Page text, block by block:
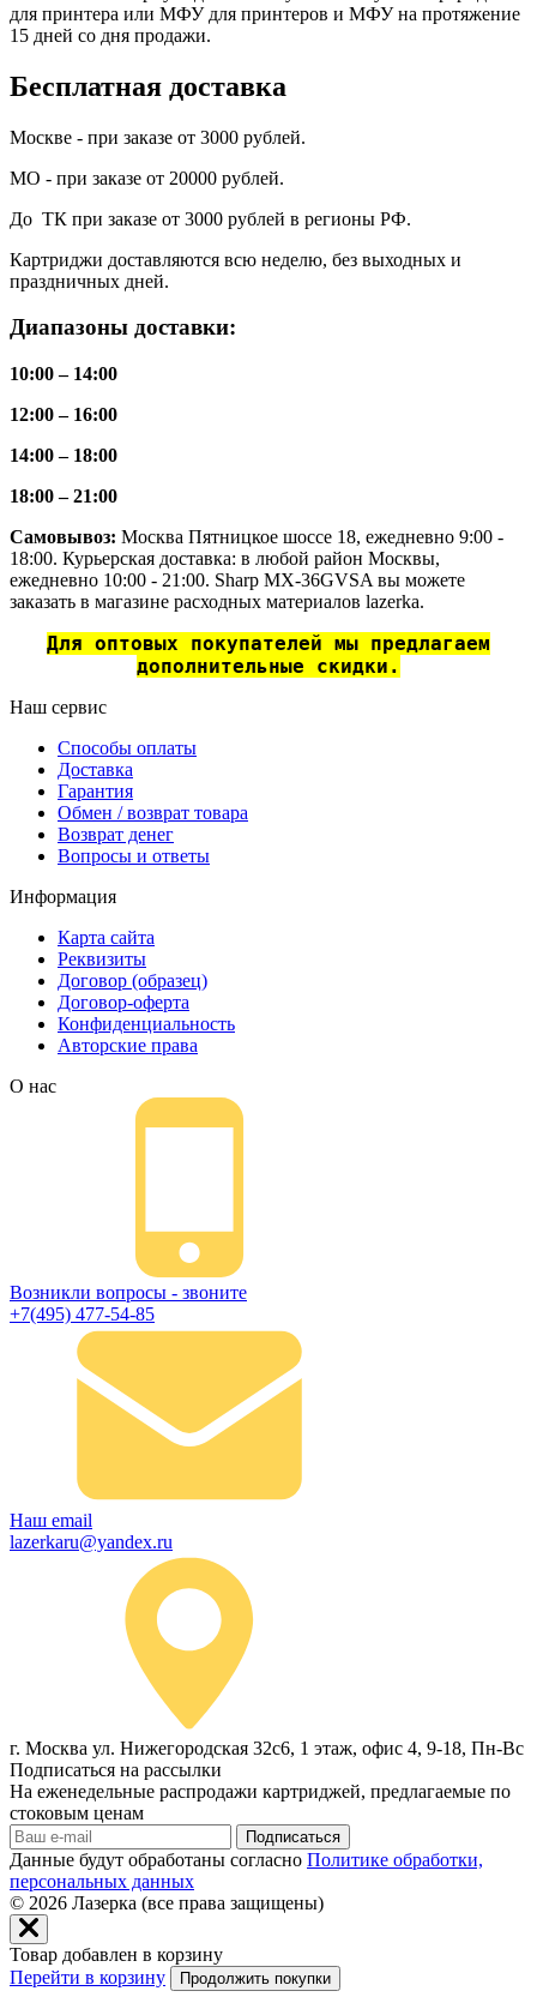
для принтера или МФУ для принтеров и МФУ на протяжение
15 дней со дня продажи.
Бесплатная доставка
Москве - при заказе от 3000 рублей.
МО - при заказе от 20000 рублей.
До ТК при заказе от 3000 рублей в регионы РФ.
Картриджи доставляются всю неделю, без выходных и
праздничных дней.
Диапазоны доставки:
10:00 – 14:00
12:00 – 16:00
14:00 – 18:00
18:00 – 21:00
Самовывоз: Москва Пятницкое шоссе 18, ежедневно 9:00 -
18:00. Курьерская доставка: в любой район Москвы,
ежедневно 10:00 - 21:00. Sharp MX-36GVSA вы можете
заказать в магазине расходных материалов lazerka.
Для оптовых покупателей мы предлагаем
дополнительные скидки.
Наш сервис
Способы оплаты
Доставка
Гарантия
Обмен / возврат товара
Возврат денег
Вопросы и ответы
Информация
Карта сайта
Реквизиты
Договор (образец)
Договор-оферта
Конфиденциальность
Авторские права
О нас
Возникли вопросы - звоните
+7(495) 477-54-85
Наш email
lazerkaru@yandex.ru
г. Москва ул. Нижегородская 32с6, 1 этаж, офис 4, 9-18, Пн-Вс
Подписаться на рассылки
На еженедельные распродажи картриджей, предлагаемые по
стоковым ценам
Подписаться
Данные будут обработаны согласно Политике обработки,
персональных данных
© 2026 Лазерка (все права защищены)
Товар добавлен в корзину
Перейти в корзину
Продолжить покупки